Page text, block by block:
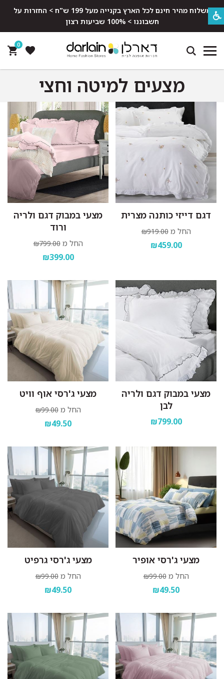
משלוח מהיר חינם לכל הארץ בקנייה מעל 199 ש"ח > החזרות על
חשבוננו > 100% שביעות רצון
0
מצעים למיטה וחצי
דגם דייזי כותנה מצרית
החל מ ₪919.00
₪459.00
מצעי במבוק דגם ולריה
ורוד
החל מ ₪799.00
₪399.00
מצעי במבוק דגם ולריה
לבן
₪799.00
מצעי ג'רסי אוף וויט
החל מ ₪99.00
₪49.50
מצעי ג'רסי אופיר
החל מ ₪99.00
₪49.50
מצעי ג'רסי גרפיט
החל מ ₪99.00
₪49.50